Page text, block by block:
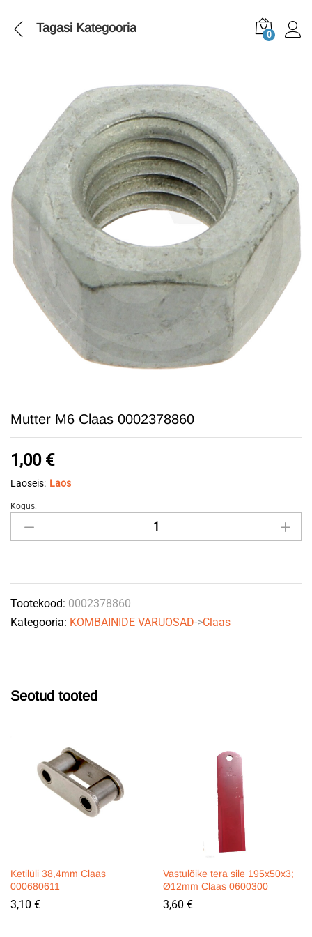
Tagasi Kategooria 0
Mutter M6 Claas 0002378860
1,00 €
Laoseis: Laos
Mutter
M6
quantity
Kogus:
Tootekood: 0002378860
Kategooria: KOMBAINIDE VARUOSAD->Claas
Seotud tooted
Ketilüli 38,4mm Claas
000680611
3,10 €
Vastulõike tera sile 195x50x3;
Ø12mm Claas 0600300
3,60 €